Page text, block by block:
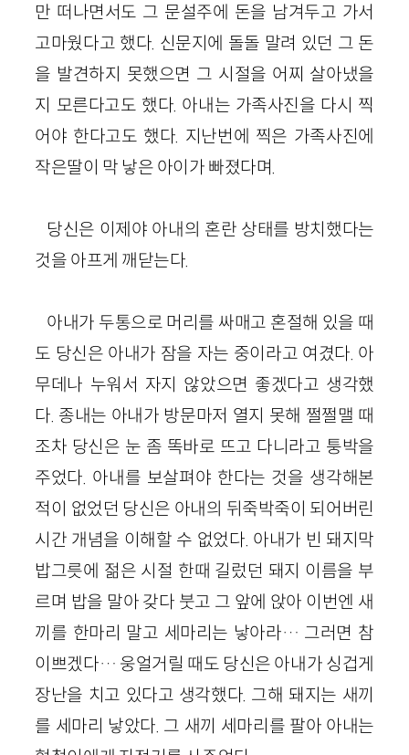
만 떠나면서도 그 문설주에 돈을 남겨두고 가서
고마웠다고 했다. 신문지에 돌돌 말려 있던 그 돈
을 발견하지 못했으면 그 시절을 어찌 살아냈을
지 모른다고도 했다. 아내는 가족사진을 다시 찍
어야 한다고도 했다. 지난번에 찍은 가족사진에
작은딸이 막 낳은 아이가 빠졌다며.
당신은 이제야 아내의 혼란 상태를 방치했다는
것을 아프게 깨닫는다.
아내가 두통으로 머리를 싸매고 혼절해 있을 때
도 당신은 아내가 잠을 자는 중이라고 여겼다. 아
무데나 누워서 자지 않았으면 좋겠다고 생각했
다. 종내는 아내가 방문마저 열지 못해 쩔쩔맬 때
조차 당신은 눈 좀 똑바로 뜨고 다니라고 퉁박을
주었다. 아내를 보살펴야 한다는 것을 생각해본
적이 없었던 당신은 아내의 뒤죽박죽이 되어버린
시간 개념을 이해할 수 없었다. 아내가 빈 돼지막
밥그릇에 젊은 시절 한때 길렀던 돼지 이름을 부
르며 밥을 말아 갖다 붓고 그 앞에 앉아 이번엔 새
끼를 한마리 말고 세마리는 낳아라… 그러면 참
이쁘겠다… 웅얼거릴 때도 당신은 아내가 싱겁게
장난을 치고 있다고 생각했다. 그해 돼지는 새끼
를 세마리 낳았다. 그 새끼 세마리를 팔아 아내는